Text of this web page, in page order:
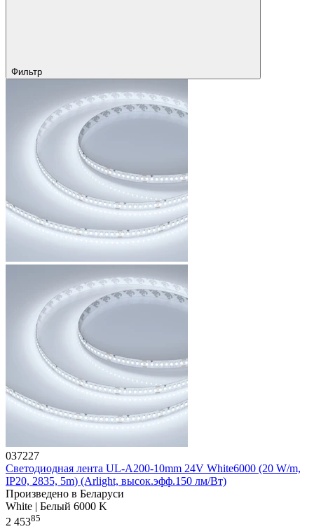
Фильтр
037227
Светодиодная лента UL-A200-10mm 24V White6000 (20 W/m,
IP20, 2835, 5m) (Arlight, высок.эфф.150 лм/Вт)
Произведено в Беларуси
White | Белый 6000 K
2 45385